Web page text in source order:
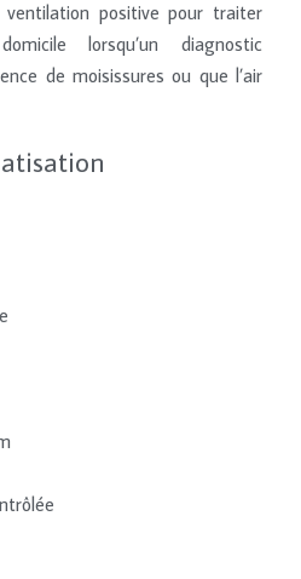
positive pour traiter
lorsqu’un diagnostic
de moisissures ou que l’air